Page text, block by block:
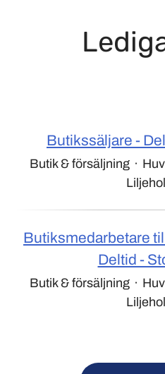
Butiks­säljare -
Butik & försäljning ·
Butiks­medarbetare
Deltid -
Butik & försäljning ·